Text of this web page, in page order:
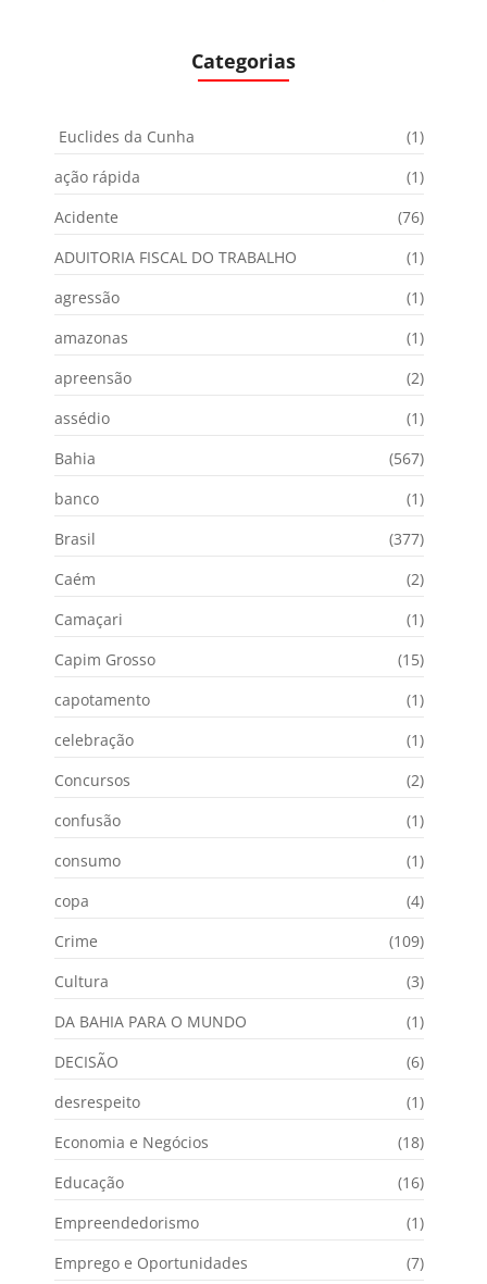
Categorias
Euclides da Cunha
(1)
ação rápida
(1)
Acidente
(76)
ADUITORIA FISCAL DO TRABALHO
(1)
agressão
(1)
amazonas
(1)
apreensão
(2)
assédio
(1)
Bahia
(567)
banco
(1)
Brasil
(377)
Caém
(2)
Camaçari
(1)
Capim Grosso
(15)
capotamento
(1)
celebração
(1)
Concursos
(2)
confusão
(1)
consumo
(1)
copa
(4)
Crime
(109)
Cultura
(3)
DA BAHIA PARA O MUNDO
(1)
DECISÃO
(6)
desrespeito
(1)
Economia e Negócios
(18)
Educação
(16)
Empreendedorismo
(1)
Emprego e Oportunidades
(7)